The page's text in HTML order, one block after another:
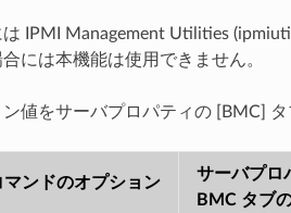
IPMI Management Utilities
には本機能は使用できません。
値をサーバプロパティの [BMC] タ
ンドのオプション
サーバプロ
BMC タブ